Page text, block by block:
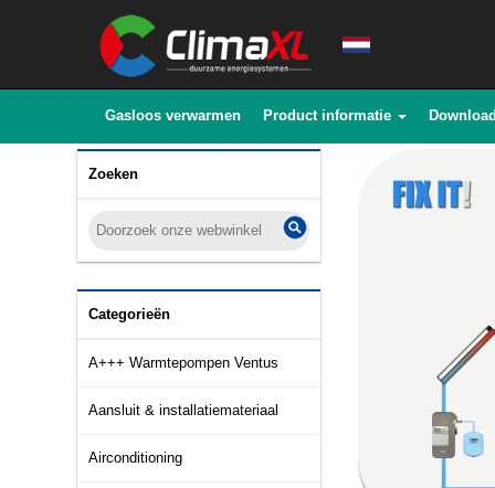
Gasloos verwarmen Product informatie
Zoeken
Categorieën
A+++ Warmtepompen Ventus
Aansluit & installatiemateriaal
Airconditioning